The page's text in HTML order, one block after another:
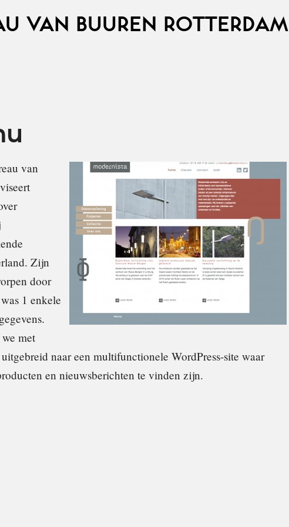
VAN BUUREN ROTTERDAM
van
Zijn
door
1 enkele
met
naar een multifunctionele WordPress-site waar
en nieuwsberichten te vinden zijn.